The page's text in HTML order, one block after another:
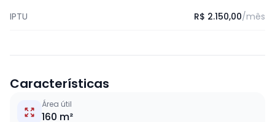
IPTU R$ 2.150,00/mês
Características
Área útil
160 m²